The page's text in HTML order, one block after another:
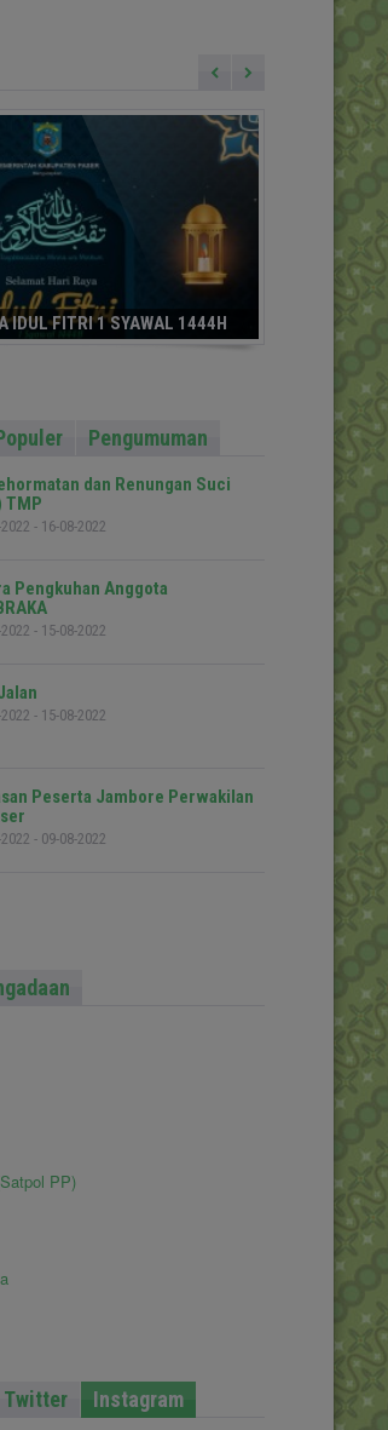
IDUL FITRI 1 SYAWAL 1444H
Pengumuman
dan Renungan Suci
TMP
- 16-08-2022
Pengkuhan Anggota
- 15-08-2022
- 15-08-2022
Peserta Jambore Perwakilan
- 09-08-2022
PP)
Twitter Instagram